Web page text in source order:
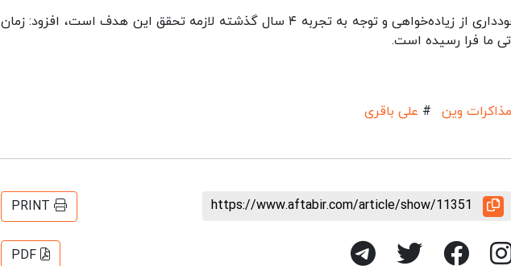
وی با بیان اینکه ‌واقع‌بینی، خودداری از زیاده‌خواهی و توجه به تجربه ۴ سال گذشته لازمه تحقق این هدف است، افزود: زمان
ما فرا رسیده است.
مذاکرات وین # علی باقری
https://www.aftabir.com/article/show/11351
PRINT
PDF